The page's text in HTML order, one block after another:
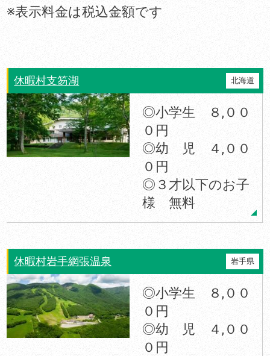
※表示料金は税込金額です
休暇村支笏湖 北海道
◎小学生 ８,００
０円
◎幼 児 ４,００
０円
◎３才以下のお子
様 無料
休暇村岩手網張温泉 岩手県
◎小学生 ８,００
０円
◎幼 児 ４,００
０円